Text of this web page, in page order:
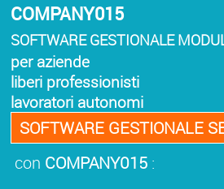
COMPANY015
SOFTWARE GESTIONALE
per aziende
liberi professionisti
lavoratori autonomi
SOFTWARE GESTIONALE
con COMPANY015 :